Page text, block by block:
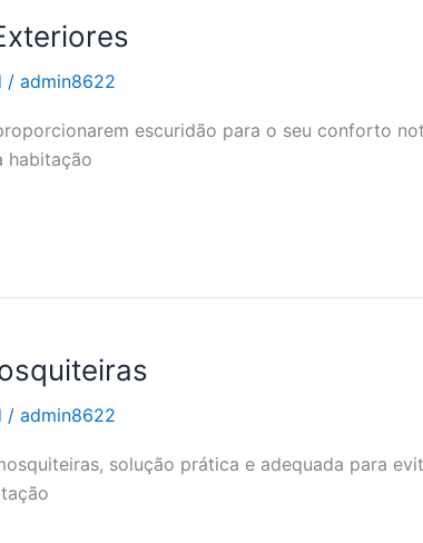
/ admin8622
escuridão para o seu conforto
habitação
/ admin8622
solução prática e adequada para